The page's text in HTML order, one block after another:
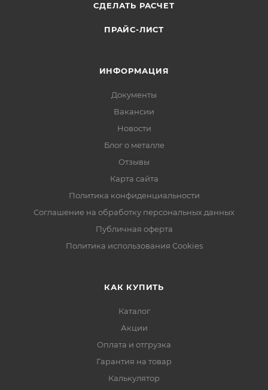
СДЕЛАТЬ РАСЧЕТ
ПРАЙС-ЛИСТ
ИНФОРМАЦИЯ
Документы
Вакансии
Новости
Блог о металле
Отзывы
Карта сайта
Политика конфиденциальности
Соглашение на обработку персональных данных
Публичная оферта
Политика использования Cookies
КАК КУПИТЬ
Каталог
Акции
Оплата и отгрузка
Гарантия на товар
Калькулятор